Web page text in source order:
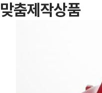
맞춤제작상품